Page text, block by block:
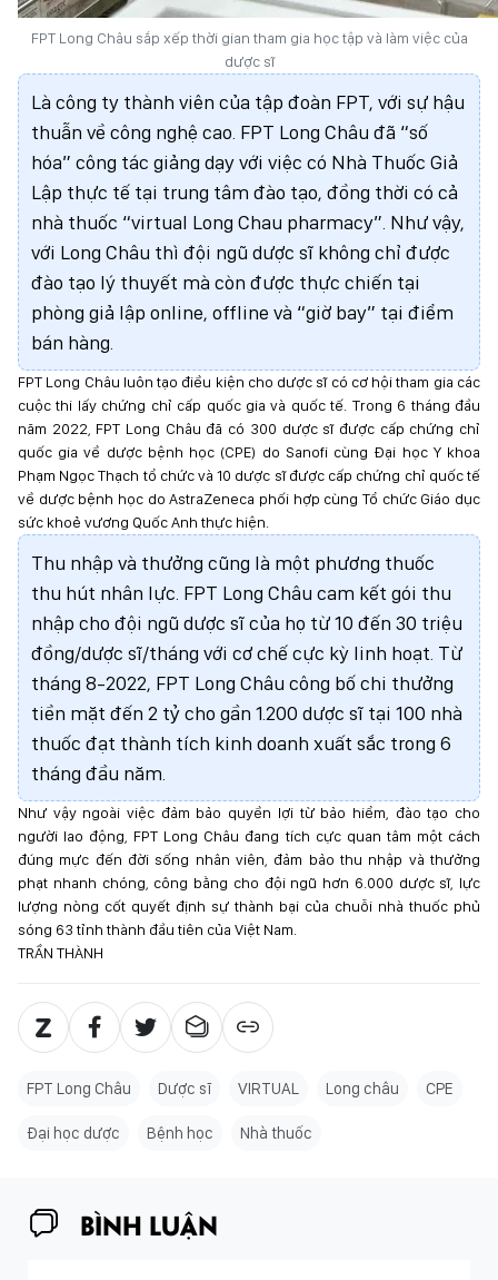
FPT Long Châu sắp xếp thời gian tham gia học tập và làm việc của
dược sĩ
Là công ty thành viên của tập đoàn FPT, với sự hậu
thuẫn về công nghệ cao. FPT Long Châu đã “số
hóa” công tác giảng dạy với việc có Nhà Thuốc Giả
Lập thực tế tại trung tâm đào tạo, đồng thời có cả
nhà thuốc “virtual Long Chau pharmacy”. Như vậy,
với Long Châu thì đội ngũ dược sĩ không chỉ được
đào tạo lý thuyết mà còn được thực chiến tại
phòng giả lập online, offline và “giờ bay” tại điểm
bán hàng.
FPT Long Châu luôn tạo điều kiện cho dược sĩ có cơ hội tham gia các
cuộc thi lấy chứng chỉ cấp quốc gia và quốc tế. Trong 6 tháng đầu
năm 2022, FPT Long Châu đã có 300 dược sĩ được cấp chứng chỉ
quốc gia về dược bệnh học (CPE) do Sanofi cùng Đại học Y khoa
Phạm Ngọc Thạch tổ chức và 10 dược sĩ được cấp chứng chỉ quốc tế
về dược bệnh học do AstraZeneca phối hợp cùng Tổ chức Giáo dục
sức khoẻ vương Quốc Anh thực hiện.
Thu nhập và thưởng cũng là một phương thuốc
thu hút nhân lực. FPT Long Châu cam kết gói thu
nhập cho đội ngũ dược sĩ của họ từ 10 đến 30 triệu
đồng/dược sĩ/tháng với cơ chế cực kỳ linh hoạt. Từ
tháng 8-2022, FPT Long Châu công bố chi thưởng
tiền mặt đến 2 tỷ cho gần 1.200 dược sĩ tại 100 nhà
thuốc đạt thành tích kinh doanh xuất sắc trong 6
tháng đầu năm.
Như vậy ngoài việc đảm bảo quyền lợi từ bảo hiểm, đào tạo cho
người lao động, FPT Long Châu đang tích cực quan tâm một cách
đúng mực đến đời sống nhân viên, đảm bảo thu nhập và thưởng
phạt nhanh chóng, công bằng cho đội ngũ hơn 6.000 dược sĩ, lực
lượng nòng cốt quyết định sự thành bại của chuỗi nhà thuốc phủ
sóng 63 tỉnh thành đầu tiên của Việt Nam.
TRẦN THÀNH
FPT Long Châu Dược sĩ VIRTUAL Long châu CPE
Đại học dược Bệnh học Nhà thuốc
BÌNH LUẬN